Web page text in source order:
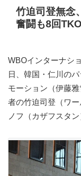
竹迫司登無念
奮闘も8回
WBOインターナシ
日、韓国・仁川の
モーション（伊藤
者の竹迫司登（ワ
ノフ（カザフスタ